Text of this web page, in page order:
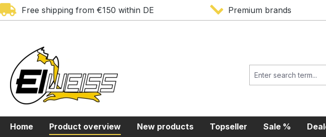
Skip to main navigation
Free shipping from €150 within DE Premium brands
Home Product overview New products Topseller Sale %